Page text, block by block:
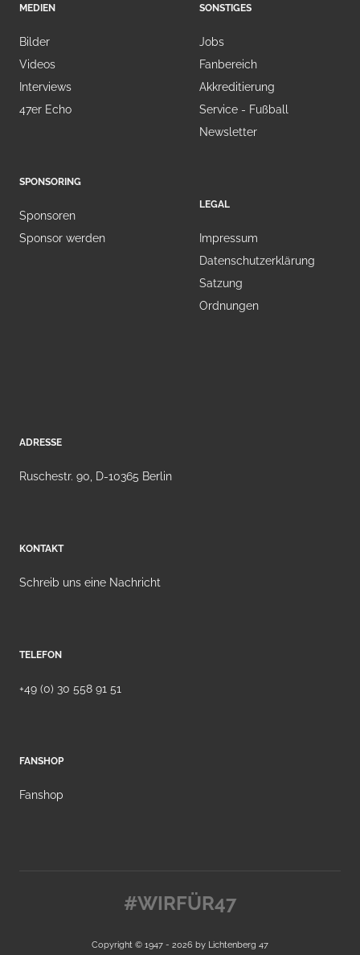
MEDIEN
Bilder
Videos
Interviews
47er Echo
SPONSORING
Sponsoren
Sponsor werden
SONSTIGES
Jobs
Fanbereich
Akkreditierung
Service - Fußball
Newsletter
LEGAL
Impressum
Datenschutzerklärung
Satzung
Ordnungen
ADRESSE
Ruschestr. 90, D-10365 Berlin
KONTAKT
Schreib uns eine Nachricht
TELEFON
+49 (0) 30 558 91 51
FANSHOP
Fanshop
#WIRFÜR47
Copyright © 1947 - 2026 by Lichtenberg 47